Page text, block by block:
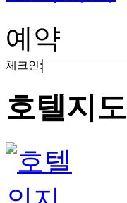
예약
체크인:
호텔지도